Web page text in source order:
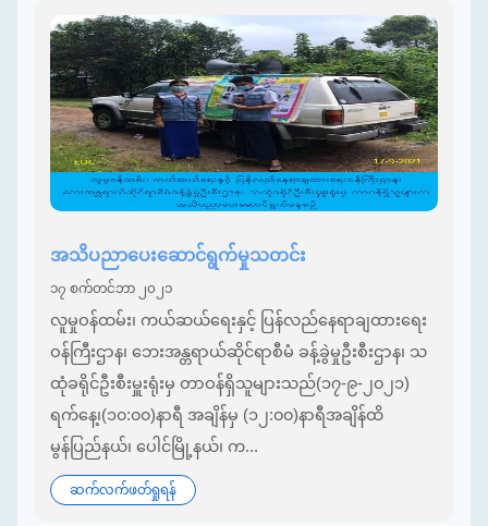
အသိပညာပေးဆောင်ရွက်မှုသတင်း
၁၇ စက်တင်ဘာ ၂၀၂၁
လူမှုဝန်ထမ်း၊ ကယ်ဆယ်ရေးနှင့် ပြန်လည်နေရာချထားရေး
ဝန်ကြီးဌာန၊ ဘေးအန္တရာယ်ဆိုင်ရာစီမံ ခန့်ခွဲမှုဦးစီးဌာန၊ သ
ထုံခရိုင်ဦးစီးမှူးရုံးမှ တာဝန်ရှိသူများသည်(၁၇-၉-၂၀၂၁)
ရက်နေ့၊(၁၀:၀၀)နာရီ အချိန်မှ (၁၂:၀၀)နာရီအချိန်ထိ
မွန်ပြည်နယ်၊ ပေါင်မြို့နယ်၊ က...
ဆက်လက်ဖတ်ရှုရန်